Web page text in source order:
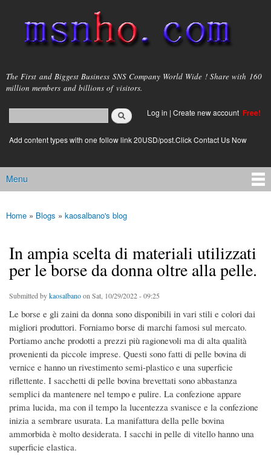
main
content
msnho.com
The First and Biggest Business SNS Company World Wide ! Share with 160
million members and billions of visitors.
Search form
login link
Log in | Create new account Free!
Add content types with one follow link 20USD/post.Click Contact Us Now
Main menu
Menu
You are here
Home » Blogs » kaosalbano's blog
In ampia scelta di materiali utilizzati
per le borse da donna oltre alla pelle.
Submitted bykaosalbanoon Sat, 10/29/2022 - 09:25
Le borse e gli zaini da donna sono disponibili in vari stili e colori dai
migliori produttori. Forniamo borse di marchi famosi sul mercato.
Portiamo anche prodotti a prezzi più ragionevoli ma di alta qualità
provenienti da piccole imprese. Questi sono fatti di pelle bovina di
vernice e hanno un rivestimento semi-plastico e una superficie
riflettente. I sacchetti di pelle bovina brevettati sono abbastanza
semplici da mantenere nel tempo e pulire. La confezione appare
prima lucida, ma con il tempo la lucentezza svanisce e la confezione
inizia a sembrare usurata. La manifattura della pelle bovina
ammorbida è molto desiderata. I sacchi in pelle di vitello hanno una
superficie elastica.